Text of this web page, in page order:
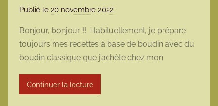
Publié le 20 novembre 2022
r
m
a
Bonjour, bonjour !! Habituellement, je prépare
toujours mes recettes à base de boudin avec du
boudin classique que j’achète chez mon
Continuer la lecture